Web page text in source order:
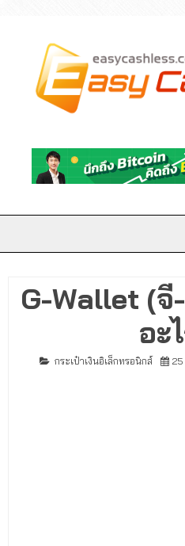
content
Easy
แห่งการเงิ
G-Wallet (จี
อะ
กระเป๋าเงินอิเล็กทรอนิกส์